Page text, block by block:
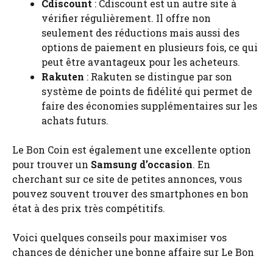
Cdiscount : Cdiscount est un autre site à
vérifier régulièrement. Il offre non
seulement des réductions mais aussi des
options de paiement en plusieurs fois, ce qui
peut être avantageux pour les acheteurs.
Rakuten : Rakuten se distingue par son
système de points de fidélité qui permet de
faire des économies supplémentaires sur les
achats futurs.
Le Bon Coin est également une excellente option
pour trouver un Samsung d’occasion. En
cherchant sur ce site de petites annonces, vous
pouvez souvent trouver des smartphones en bon
état à des prix très compétitifs.
Voici quelques conseils pour maximiser vos
chances de dénicher une bonne affaire sur Le Bon